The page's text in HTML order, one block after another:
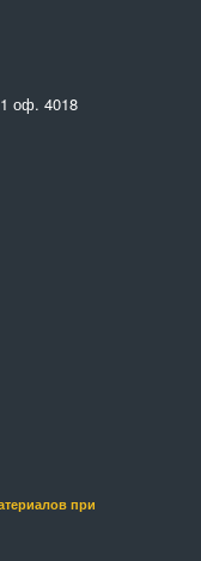
оф. 4018
при